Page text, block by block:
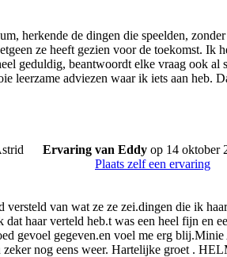
herkende de dingen die speelden,
ze heeft gezien voor de toekomst. Ik
geduldig, beantwoordt elke vraag ook al
leerzame adviezen waar ik iets aan heb.
Ervaring van Eddy op 14 oktober
Plaats zelf een ervaring
van wat ze ze zei.dingen die ik
haar verteld heb.t was een heel fijn en
gevoel gegeven.en voel me erg
nog eens weer. Hartelijke groet .